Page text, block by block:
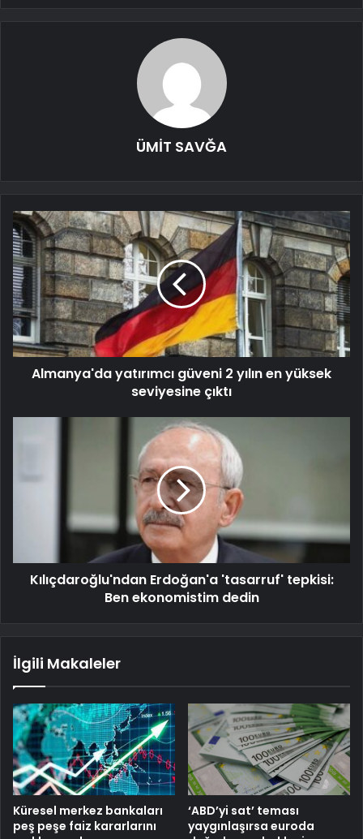
ÜMİT SAVĞA
Almanya'da yatırımcı güveni 2 yılın en yüksek
seviyesine çıktı
Kılıçdaroğlu'ndan Erdoğan'a 'tasarruf' tepkisi:
Ben ekonomistim dedin
İlgili Makaleler
Küresel merkez bankaları
peş peşe faiz kararlarını
‘ABD’yi sat’ teması
yaygınlaşırsa euroda